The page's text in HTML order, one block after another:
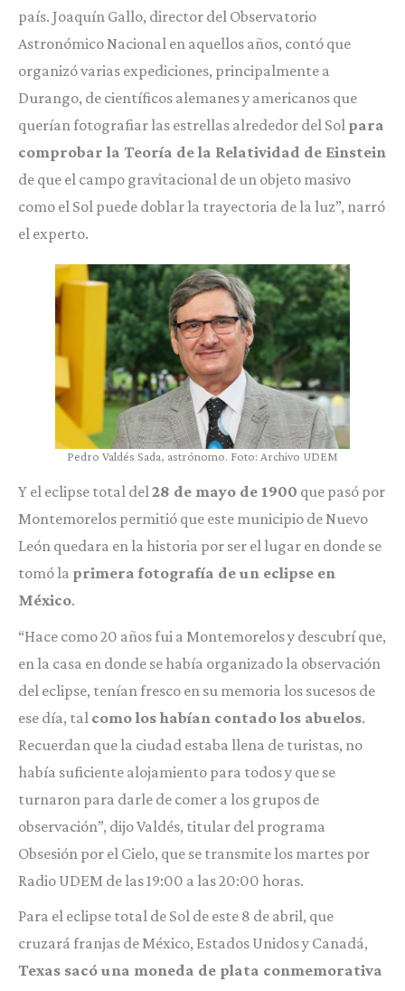
país. Joaquín Gallo, director del Observatorio
Astronómico Nacional en aquellos años, contó que
organizó varias expediciones, principalmente a
Durango, de científicos alemanes y americanos que
querían fotografiar las estrellas alrededor del Sol para
comprobar la Teoría de la Relatividad de Einstein
de que el campo gravitacional de un objeto masivo
como el Sol puede doblar la trayectoria de la luz”, narró
el experto.
Pedro Valdés Sada, astrónomo. Foto: Archivo UDEM
Y el eclipse total del28 de mayo de 1900 que pasó por
Montemorelos permitió que este municipio de Nuevo
León quedara en la historia por ser el lugar en donde se
tomó la primera fotografía de un eclipse en
México.
“Hace como 20 años fui a Montemorelos y descubrí que,
en la casa en donde se había organizado la observación
del eclipse, tenían fresco en su memoria los sucesos de
ese día, tal como los habían contado los abuelos.
Recuerdan que la ciudad estaba llena de turistas, no
había suficiente alojamiento para todos y que se
turnaron para darle de comer a los grupos de
observación”, dijo Valdés, titular del programa
Obsesión por el Cielo, que se transmite los martes por
Radio UDEM de las 19:00 a las 20:00 horas.
Para el eclipse total de Sol de este 8 de abril, que
cruzará franjas de México, Estados Unidos y Canadá,
Texas sacó una moneda de plata conmemorativa